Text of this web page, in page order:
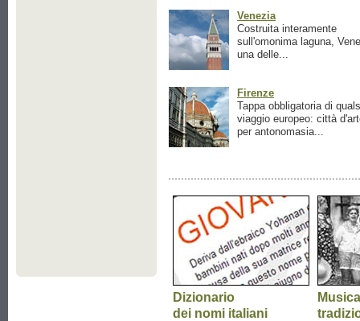
Venezia
Costruita interamente
sull'omonima laguna,
una delle...
Firenze
Tappa obbligatoria di
viaggio europeo: città
per antonomasia...
Dizionario
dei nomi italiani
Musica